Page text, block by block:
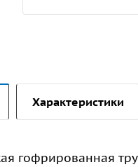
Характеристики
гофрированная